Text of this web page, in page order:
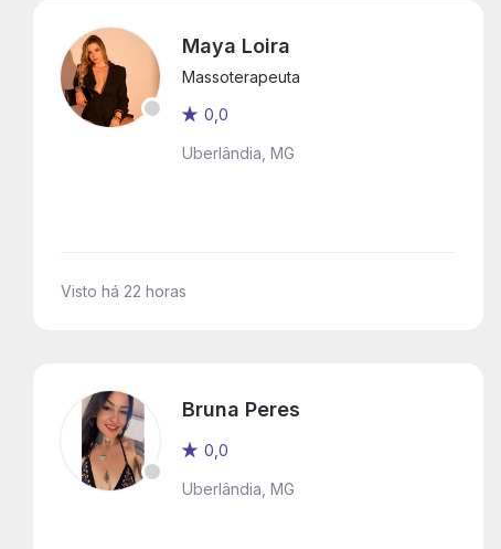
Maya Loira
Massoterapeuta
0,0
Uberlândia, MG
Visto há 22 horas
Bruna Peres
0,0
Uberlândia, MG